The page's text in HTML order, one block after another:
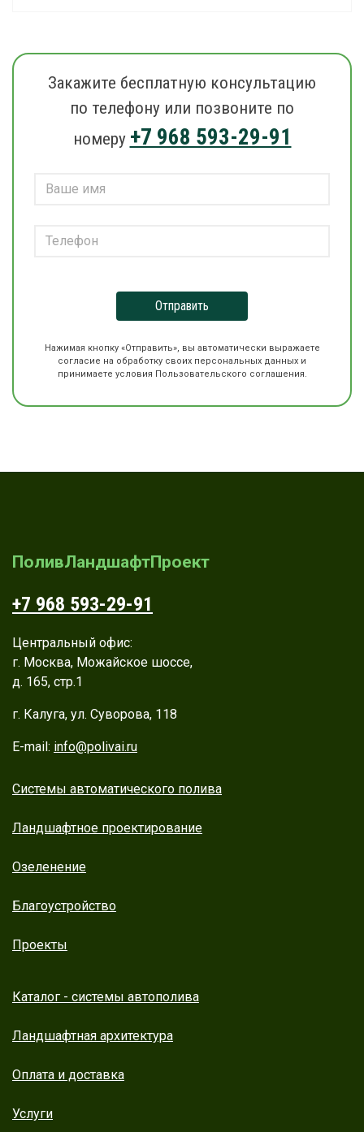
Закажите бесплатную консультацию
по телефону или позвоните по
номеру +7 968 593-29-91
Отправить
Нажимая кнопку «Отправить», вы автоматически выражаете
согласие на обработку своих персональных данных и
принимаете условия Пользовательского соглашения.
ПоливЛандшафтПроект
+7 968 593-29-91
Центральный офис:
г. Москва, Можайское шоссе,
д. 165, стр.1
г. Калуга, ул. Суворова, 118
E-mail: info@polivai.ru
Системы автоматического полива
Ландшафтное проектирование
Озеленение
Благоустройство
Проекты
Каталог - системы автополива
Ландшафтная архитектура
Оплата и доставка
Услуги